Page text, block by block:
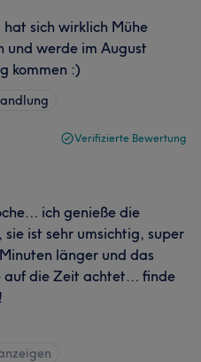
sich wirklich Mühe
und werde im August
kommen :)
Verifizierte Bewertung
ich genieße die
ist sehr umsichtig, super
länger und das
auf die Zeit achtet… finde